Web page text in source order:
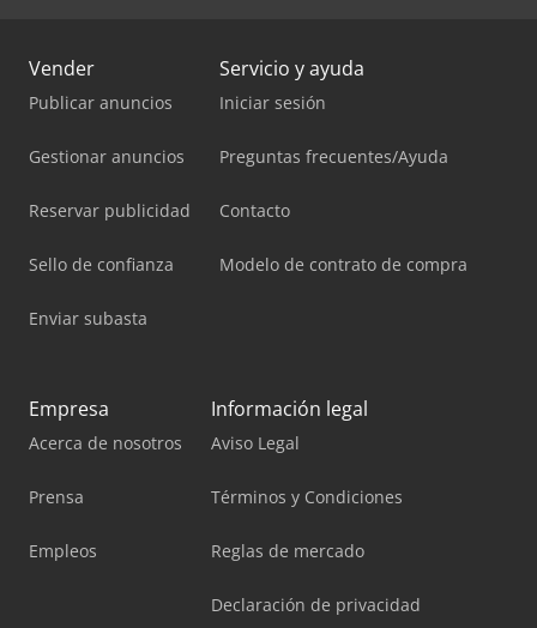
Vender
Publicar anuncios
Gestionar anuncios
Reservar publicidad
Sello de confianza
Enviar subasta
Servicio y ayuda
Iniciar sesión
Preguntas frecuentes/Ayuda
Contacto
Modelo de contrato de compra
Empresa
Acerca de nosotros
Prensa
Empleos
Información legal
Aviso Legal
Términos y Condiciones
Reglas de mercado
Declaración de privacidad